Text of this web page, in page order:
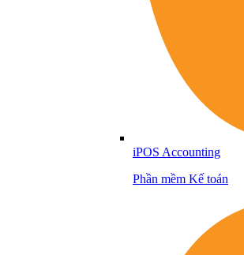
iPOS Accounting
Phần mềm Kế toán